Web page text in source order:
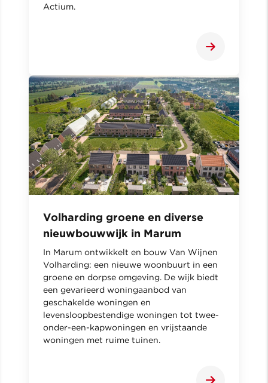
Actium.
Volharding groene en diverse
nieuwbouwwijk in Marum
In Marum ontwikkelt en bouw Van Wijnen
Volharding: een nieuwe woonbuurt in een
groene en dorpse omgeving. De wijk biedt
een gevarieerd woningaanbod van
geschakelde woningen en
levensloopbestendige woningen tot twee-
onder-een-kapwoningen en vrijstaande
woningen met ruime tuinen.